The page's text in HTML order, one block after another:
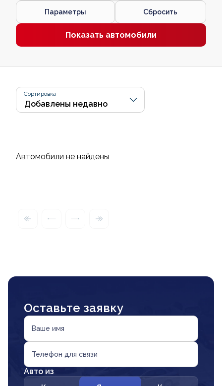
Параметры Сбросить
Показать автомобили
Сортировка
Автомобили не найдены
Оставьте заявку
Ваше имя
Телефон для связи
Авто из